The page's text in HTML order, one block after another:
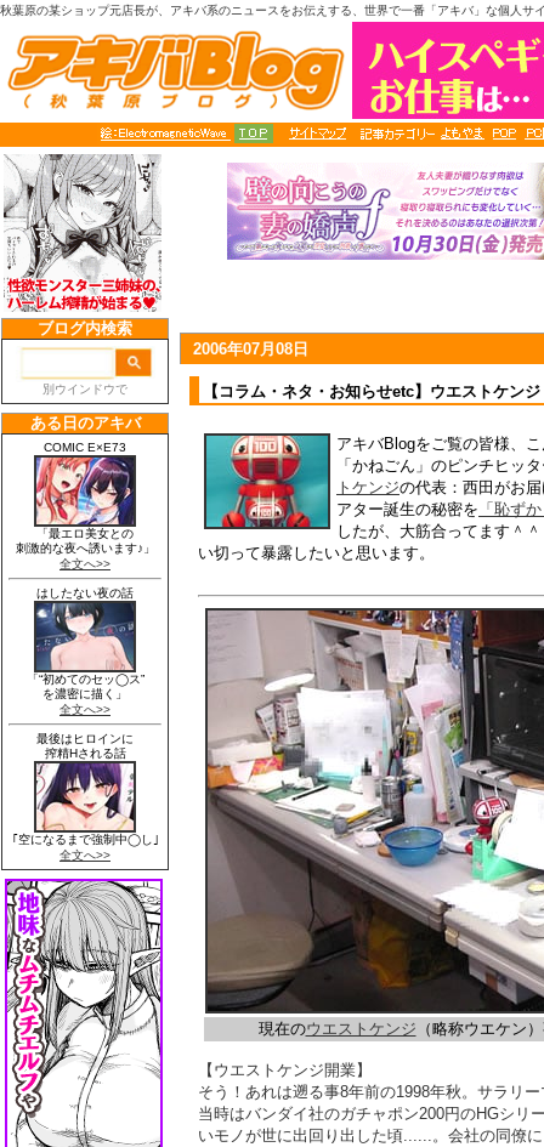
秋葉原の某ショップ元店長が、アキバ系のニュースをお伝えする、世界で一番「アキバ」な個人サ
2006年07月08日
【コラム・ネタ・お知らせetc】ウエストケン
アキバBlogをご覧の皆様、
「かねごん」のピンチヒッ
トケンジの代表：西田がお
アター誕生の秘密を 「恥ず
したが、大筋合ってます＾
い切って暴露したいと思います。
現在のウエストケンジ （略称ウエケン
【ウエストケンジ開業】
そう！あれは遡る事8年前の1998年秋。サラリ
当時はバンダイ社のガチャポン200円のHGシリ
いモノが世に出回り出した頃......。会社の同僚